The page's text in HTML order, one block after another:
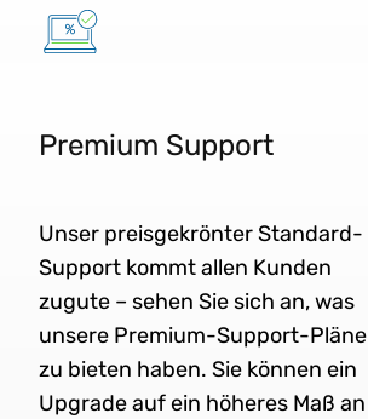
Premium Support
Unser preisgekrönter Standard-
Support kommt allen Kunden
zugute – sehen Sie sich an, was
unsere Premium-Support-Pläne
zu bieten haben. Sie können ein
Upgrade auf ein höheres Maß an